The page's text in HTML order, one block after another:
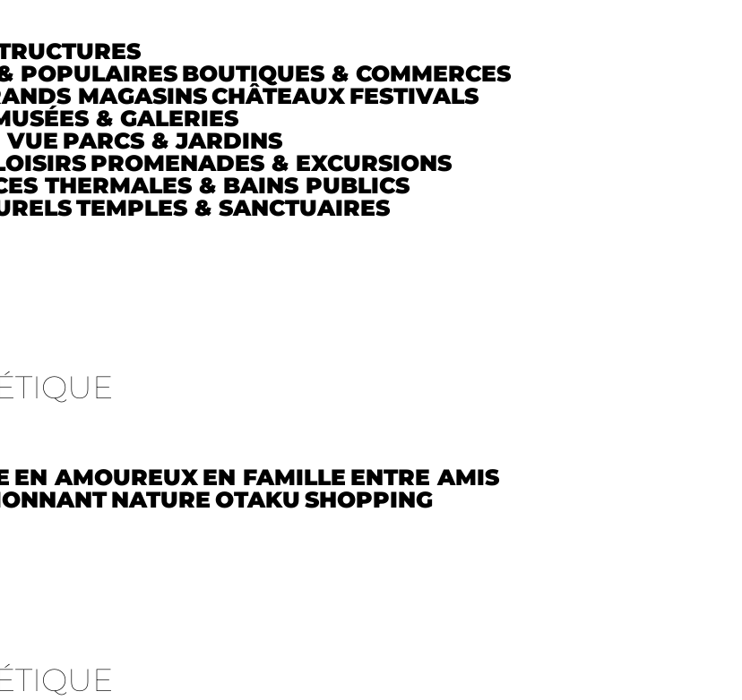
POPULAIRES BOUTIQUES & COMMERCES
MAGASINSCHÂTEAUX FESTIVALS
& GALERIES
VUE PARCS & JARDINS
PROMENADES & EXCURSIONS
THERMALES & BAINS PUBLICS
TEMPLES & SANCTUAIRES
EN AMOUREUX EN FAMILLE ENTRE AMIS
NATURE OTAKU SHOPPING